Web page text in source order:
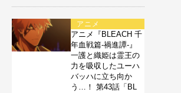
アニメ
アニメ『BLEACH 千
年血戦篇-禍進譚-』
一護と織姫は霊王の
力を吸収したユーハ
バッハに立ち向か
う…！ 第43話「BL